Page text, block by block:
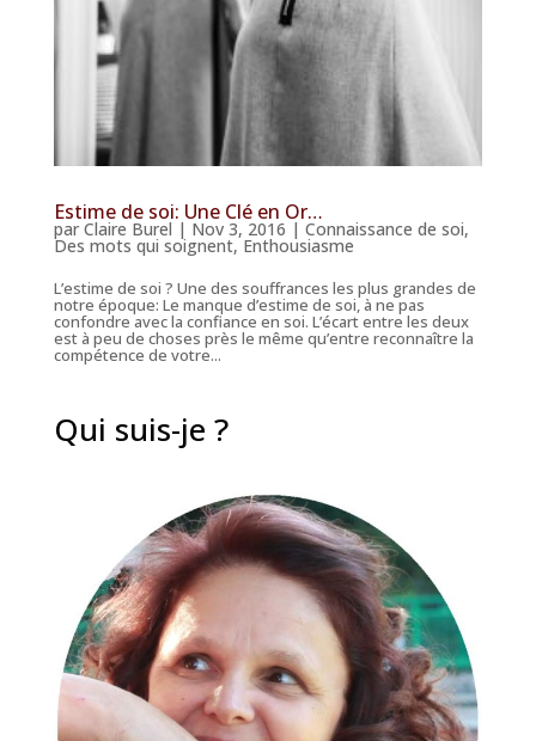
Estime de soi: Une Clé en Or…
par Claire Burel | Nov 3, 2016 | Connaissance de soi,
Des mots qui soignent,Enthousiasme
L’estime de soi ? Une des souffrances les plus grandes de
notre époque: Le manque d’estime de soi, à ne pas
confondre avec la confiance en soi. L’écart entre les deux
est à peu de choses près le même qu’entre reconnaître la
compétence de votre...
Qui suis-je ?